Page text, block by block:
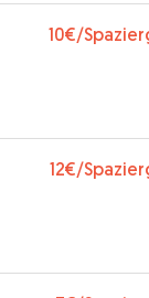
10€/
12€/